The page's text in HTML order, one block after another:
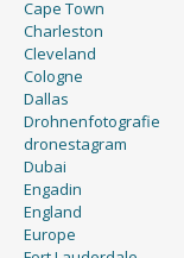
Cape Town
Charleston
Cleveland
Cologne
Dallas
Drohnenfotografie
dronestagram
Dubai
Engadin
England
Europe